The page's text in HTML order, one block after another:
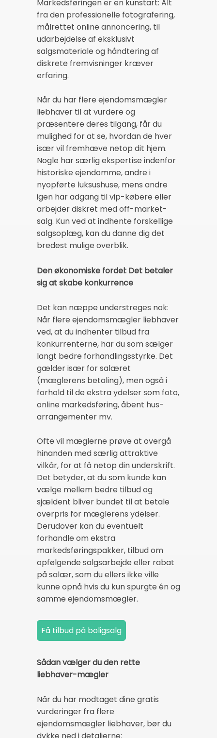
Markedsføringen er en kunstart: Alt
fra den professionelle fotografering,
målrettet online annoncering, til
udarbejdelse af eksklusivt
salgsmateriale og håndtering af
diskrete fremvisninger kræver
erfaring.
Når du har flere ejendomsmægler
liebhaver til at vurdere og
præsentere deres tilgang, får du
mulighed for at se, hvordan de hver
især vil fremhæve netop dit hjem.
Nogle har særlig ekspertise indenfor
historiske ejendomme, andre i
nyopførte luksushuse, mens andre
igen har adgang til vip-købere eller
arbejder diskret med off-market-
salg. Kun ved at indhente forskellige
salgsoplæg, kan du danne dig det
bredest mulige overblik.
Den økonomiske fordel: Det betaler
sig at skabe konkurrence
Det kan næppe understreges nok:
Når flere ejendomsmægler liebhaver
ved, at du indhenter tilbud fra
konkurrenterne, har du som sælger
langt bedre forhandlingsstyrke. Det
gælder især for salæret
(mæglerens betaling), men også i
forhold til de ekstra ydelser som foto,
online markedsføring, åbent hus-
arrangementer mv.
Ofte vil mæglerne prøve at overgå
hinanden med særlig attraktive
vilkår, for at få netop din underskrift.
Det betyder, at du som kunde kan
vælge mellem bedre tilbud og
sjældent bliver bundet til at betale
overpris for mæglerens ydelser.
Derudover kan du eventuelt
forhandle om ekstra
markedsføringspakker, tilbud om
opfølgende salgsarbejde eller rabat
på salær, som du ellers ikke ville
kunne opnå hvis du kun spurgte én og
samme ejendomsmægler.
Sådan vælger du den rette
liebhaver-mægler
Når du har modtaget dine gratis
vurderinger fra flere
ejendomsmægler liebhaver, bør du